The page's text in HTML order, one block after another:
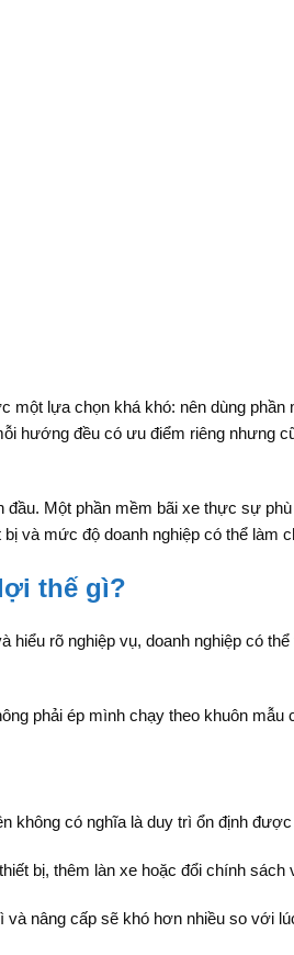
một lựa chọn khá khó: nên dùng
hướng đều có ưu điểm riêng nhưng
Một phần mềm bãi xe thực sự
và mức độ doanh nghiệp có thể làm
thế gì?
rõ nghiệp vụ, doanh nghiệp có
phải ép mình chạy theo khuôn
không có nghĩa là duy trì ổn định
bị, thêm làn xe hoặc đổi chính sách
và nâng cấp sẽ khó hơn nhiều so với